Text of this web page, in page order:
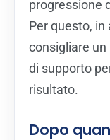
progressione
Per questo,
consigliare
di supporto
risultato.
Dopo